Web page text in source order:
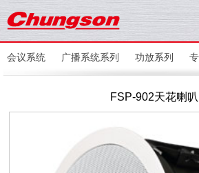
会议系统 广播系统系列 功放系列
FSP-902天花喇叭